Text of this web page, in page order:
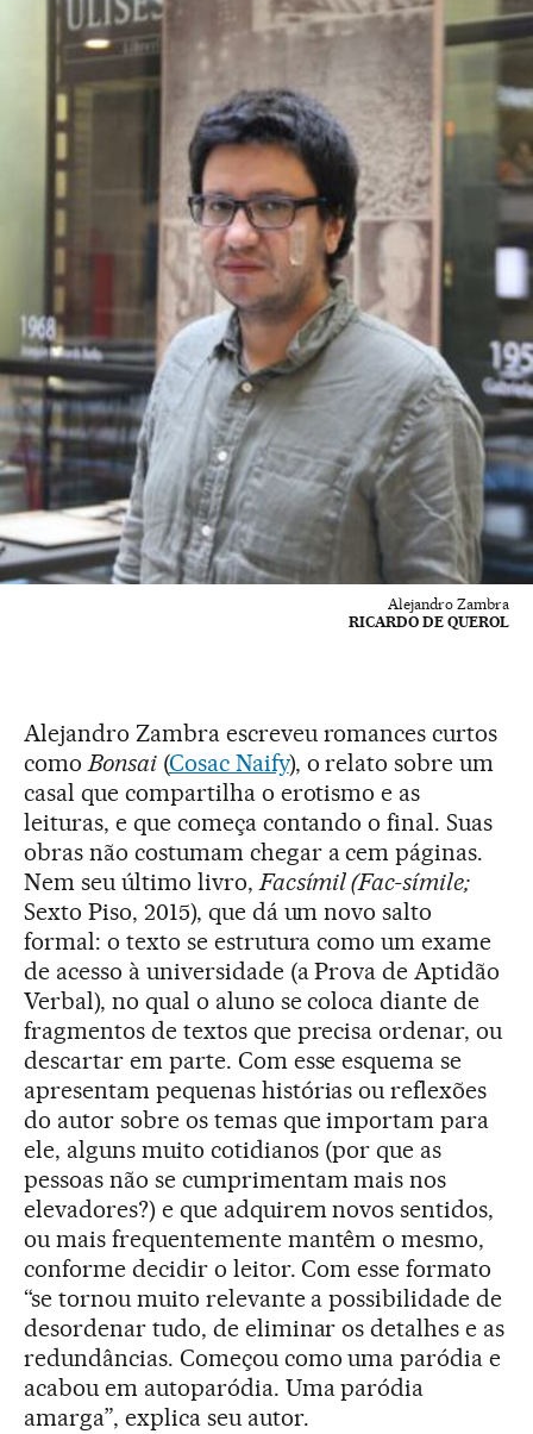
Alejandro Zambra
RICARDO DE QUEROL
Alejandro Zambra escreveu romances curtos
comoBonsai(Cosac Naify), o relato sobre um
casal que compartilha o erotismo e as
leituras, e que começa contando o final. Suas
obras não costumam chegar a cem páginas.
Nem seu último livro,Facsímil (Fac-símile;
Sexto Piso, 2015), que dá um novo salto
formal: o texto se estrutura como um exame
de acesso à universidade (a Prova de Aptidão
Verbal), no qual o aluno se coloca diante de
fragmentos de textos que precisa ordenar, ou
descartar em parte. Com esse esquema se
apresentam pequenas histórias ou reflexões
do autor sobre os temas que importam para
ele, alguns muito cotidianos (por que as
pessoas não se cumprimentam mais nos
elevadores?) e que adquirem novos sentidos,
ou mais frequentemente mantêm o mesmo,
conforme decidir o leitor. Com esse formato
“se tornou muito relevante a possibilidade de
desordenar tudo, de eliminar os detalhes e as
redundâncias. Começou como uma paródia e
acabou em autoparódia. Uma paródia
amarga”, explica seu autor.